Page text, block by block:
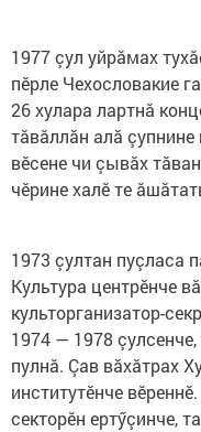
1977 çул уйрăмах
пӗрле Чехословакие
26 хулара лартнă
тăвăллăн алă
вӗсене чи çывăх
чӗрине халӗ те
1973 çултан пуçласа
Культура центрӗнче
культорганизатор-
1974 — 1978 çулсенче,
пулнă. Çав вăхăтрах
институтӗнче
секторӗн ертӳçинче,